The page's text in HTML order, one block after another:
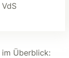
Überblick: